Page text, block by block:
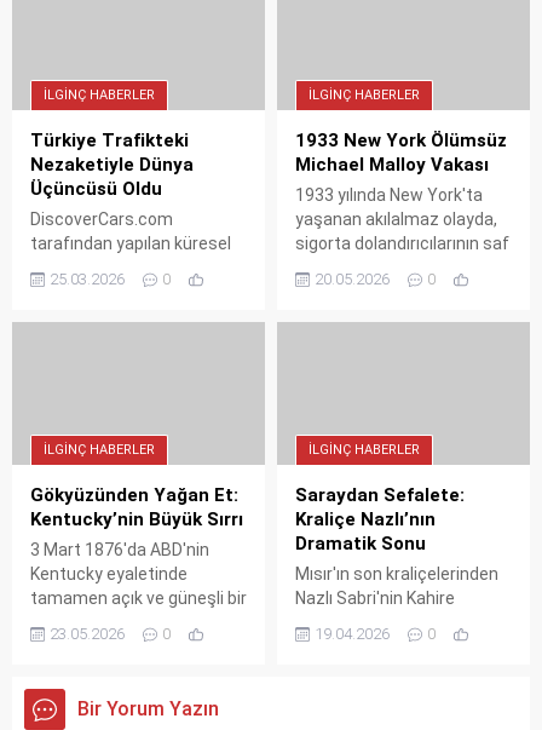
İLGINÇ HABERLER
Türkiye Trafikteki
Nezaketiyle Dünya
Üçüncüsü Oldu
DiscoverCars.com
tarafından yapılan küresel
araştırmaya göre Türkiye,
dünyanın en nazik
bırakarak büyük bir başarıya
imza attı.
25.03.2026 0
İLGINÇ HABERLER
1933 New York Ölümsüz
Michael Malloy Vakası
1933 yılında New York'ta
yaşanan akılalmaz olayda,
sigorta dolandırıcılarının saf
antifriz, dondurucu soğuk
ve trafik kazasıyla
20.05.2026 0
İLGINÇ HABERLER
Gökyüzünden Yağan Et:
Kentucky’nin Büyük Sırrı
3 Mart 1876'da ABD'nin
Kentucky eyaletinde
tamamen açık ve güneşli bir
et parçaları yağdı. Tıp
American laboratuvarlarının
incelediği numunelerin,
23.05.2026 0
İLGINÇ HABERLER
Saraydan Sefalete:
Kraliçe Nazlı’nın
Dramatik Sonu
Mısır'ın son kraliçelerinden
Nazlı Sabri'nin Kahire
Angeles'taki yalnızlığa
19.04.2026 0
Bir Yorum Yazın